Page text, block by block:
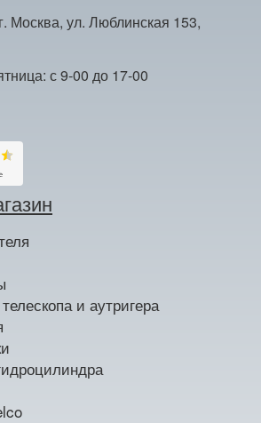
Москва, ул. Люблинская 153,
с 9-00 до 17-00
и аутригера